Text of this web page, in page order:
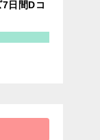
日間Dコ